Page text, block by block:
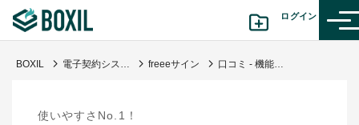
ログイン
BOXIL 電子契約システム freeeサイン 口コミ - 機能性の高さ
使いやすさNo.1！